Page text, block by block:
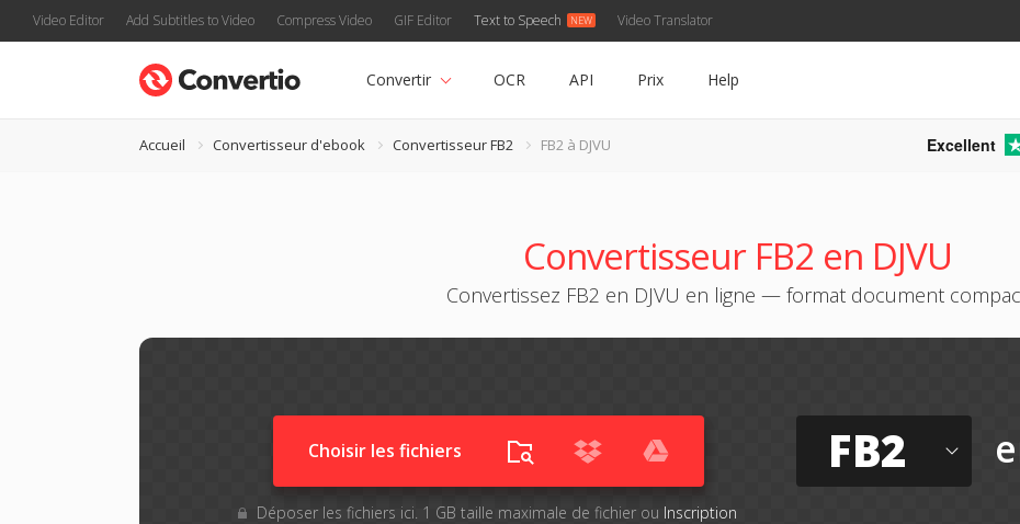
Video Editor Add Subtitles to Video Compress Video GIF Editor Text to Speech Video Translator
Convertir OCR API Prix Help
Accueil Convertisseur d'ebook Convertisseur FB2 FB2 à DJVU Excellent
Convertisseur FB2 en DJVU
Convertissez FB2 en DJVU en ligne — format document
Choisir les fichiers
Déposer les fichiers ici. 1 GB taille maximale de fichier ou Inscription
FB2